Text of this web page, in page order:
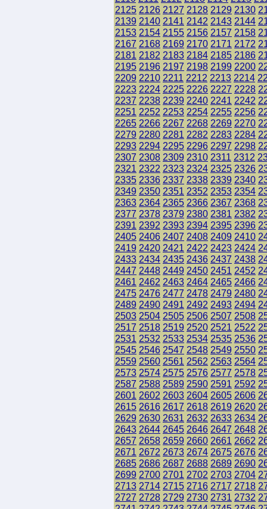
2125 2126 2127 2128 2129 2130
2139 2140 2141 2142 2143 2144
2153 2154 2155 2156 2157 2158
2167 2168 2169 2170 2171 2172
2181 2182 2183 2184 2185 2186
2195 2196 2197 2198 2199 2200
2209 2210 2211 2212 2213 2214
2223 2224 2225 2226 2227 2228
2237 2238 2239 2240 2241 2242
2251 2252 2253 2254 2255 2256
2265 2266 2267 2268 2269 2270
2279 2280 2281 2282 2283 2284
2293 2294 2295 2296 2297 2298
2307 2308 2309 2310 2311 2312
2321 2322 2323 2324 2325 2326
2335 2336 2337 2338 2339 2340
2349 2350 2351 2352 2353 2354
2363 2364 2365 2366 2367 2368
2377 2378 2379 2380 2381 2382
2391 2392 2393 2394 2395 2396
2405 2406 2407 2408 2409 2410
2419 2420 2421 2422 2423 2424
2433 2434 2435 2436 2437 2438
2447 2448 2449 2450 2451 2452
2461 2462 2463 2464 2465 2466
2475 2476 2477 2478 2479 2480
2489 2490 2491 2492 2493 2494
2503 2504 2505 2506 2507 2508
2517 2518 2519 2520 2521 2522
2531 2532 2533 2534 2535 2536
2545 2546 2547 2548 2549 2550
2559 2560 2561 2562 2563 2564
2573 2574 2575 2576 2577 2578
2587 2588 2589 2590 2591 2592
2601 2602 2603 2604 2605 2606
2615 2616 2617 2618 2619 2620
2629 2630 2631 2632 2633 2634
2643 2644 2645 2646 2647 2648
2657 2658 2659 2660 2661 2662
2671 2672 2673 2674 2675 2676
2685 2686 2687 2688 2689 2690
2699 2700 2701 2702 2703 2704
2713 2714 2715 2716 2717 2718
2727 2728 2729 2730 2731 2732